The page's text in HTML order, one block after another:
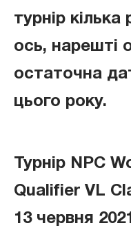
турнір кілька
ось, нарешті
остаточна
цього року.
Турнір NPC
Qualifier VL
13 червня